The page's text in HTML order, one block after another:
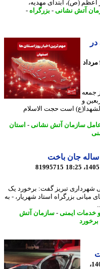
(ص)، ابتدای مهدیه،
آتش نشانی-بزرگراه-
و
است حجت الاسلام
سازمان آتش نشانی-استان
81995715
تبریز گفت: برخورد یک
نرده های میانی بزرگراه استاد شهریار، - به
ایمنی-سازمان آتش